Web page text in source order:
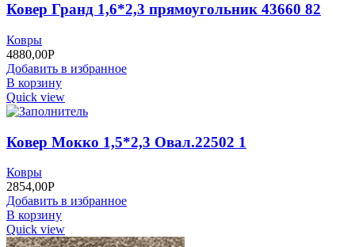
Ковер Гранд 1,6*2,3 прямоугольник 43660 82
Ковры
4880,00Р
Добавить в избранное
В корзину
Quick view
Ковер Мокко 1,5*2,3 Овал.22502 1
Ковры
2854,00Р
Добавить в избранное
В корзину
Quick view